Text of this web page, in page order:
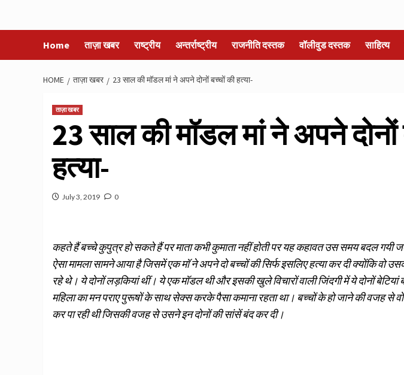
Home ताज़ा खबर राष्ट्रीय अन्तर्राष्ट्रीय राजनीति दस्तक वॉलीवुड दस्तक साहित्य
HOME ताज़ा खबर 23 साल की मॉडल मां ने अपने दोनों बच्चों की हत्या-
ताज़ा खबर
23 साल की मॉडल मां ने अपने दोनों
हत्या-
July 3, 2019 0
कहते हैं बच्चे कुपुत्र हो सकते हैं पर माता कभी कुमाता नहीं होती पर यह कहावत उस समय बदल गयी
ऐसा मामला सामने आया है जिसमें एक मॉ ने अपने दो बच्चों की सिर्फ इसलिए हत्या कर दी क्योंकि वो
रहे थे। ये दोनों लड़कियां थीं। ये एक मॉडल थी और इसकी खुले विचारों वाली जिंदगी में ये दोनों
महिला का मन पराए पुरूषों के साथ सेक्स करके पैसा कमाना रहता था। बच्चों के हो जाने की वजह से
कर पा रही थी जिसकी वजह से उसने इन दोनों की सांसें बंद कर दी।